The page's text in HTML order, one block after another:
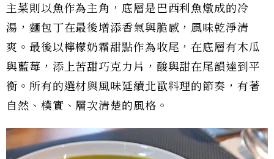
主菜則以魚作為主角，底層是巴西利魚燉成的冷
湯，麵包丁在最後增添香氣與脆感，風味乾淨清
爽。最後以檸檬奶霜甜點作為收尾，在底層有木瓜
與藍莓，添上苦甜巧克力片，酸與甜在尾韻達到平
衡。所有的選材與風味延續北歐料理的節奏，有著
自然、樸實、層次清楚的風格。